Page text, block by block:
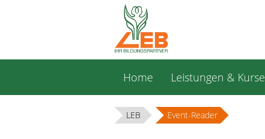
überspringen
Home Leistungen & Kurse
LEB Event-Reader